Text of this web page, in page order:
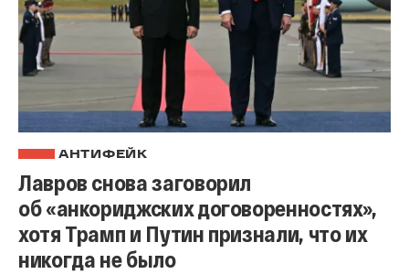
АНТИФЕЙК
Лавров снова заговорил
об «анкориджских договоренностях»,
хотя Трамп и Путин признали, что их
никогда не было